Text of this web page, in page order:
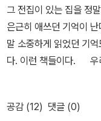
arrowSocks
명가 매티》(에밀리 아
007.2.6.첫/
리카》(앤 이삭스 글·
0.8.첫/2007.2.5.18벌
을 썼다.
하고 깊게 새겨졌다.4년
하나는 스웨덴에 가기
었다. 멋진 사람이었다.
그렌이 살았던 마을을
박물관도 갔다. 린드그
놀이공원에도 갔다. 놀이
그 전집이 있는 집을 정
은근히 애쓰던 기억이
말 소중하게 읽었던 기
다. 이런 책들이다. 우
면 아빠는 언니랑 내 손
문고판 책을 한 권씩 사
공감 (12) 댓글 (0)